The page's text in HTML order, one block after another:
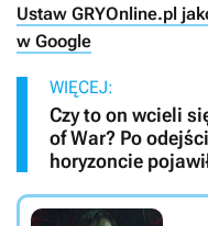
Ustaw GRYOnline.pl
w Google
WIĘCEJ:
Czy to on wcieli
of War? Po
horyzoncie